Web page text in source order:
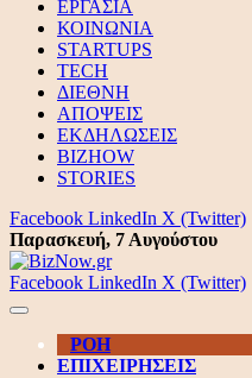
ΕΡΓΑΣΙΑ
ΚΟΙΝΩΝΙΑ
STARTUPS
TECH
ΔΙΕΘΝΗ
ΑΠΟΨΕΙΣ
ΕΚΔΗΛΩΣΕΙΣ
BIZHOW
STORIES
Facebook LinkedIn X (Twitter)
Παρασκευή, 7 Αυγούστου
Facebook LinkedIn X (Twitter)
ΡΟΗ
ΕΠΙΧΕΙΡΗΣΕΙΣ